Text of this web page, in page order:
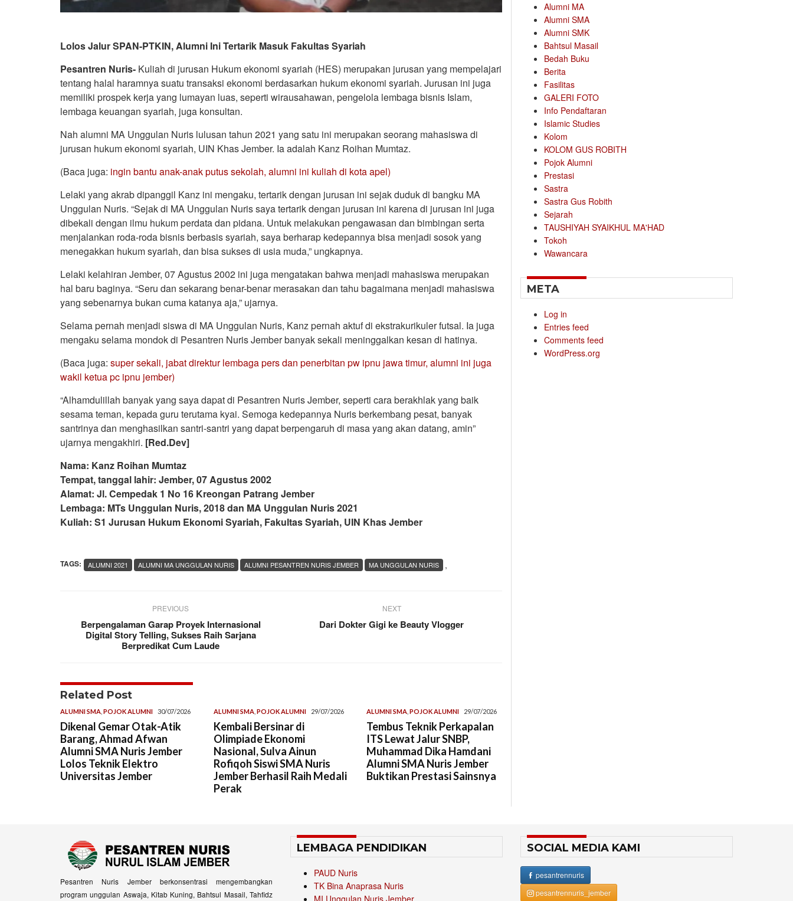
Lolos Jalur SPAN-PTKIN, Alumni Ini Tertarik Masuk Fakultas Syariah
Pesantren Nuris- Kuliah di jurusan Hukum ekonomi syariah (HES) merupakan jurusan yang mempelajari
tentang halal haramnya suatu transaksi ekonomi berdasarkan hukum ekonomi syariah. Jurusan ini juga
memiliki prospek kerja yang lumayan luas, seperti wirausahawan, pengelola lembaga bisnis Islam,
lembaga keuangan syariah, juga konsultan.
Nah alumni MA Unggulan Nuris lulusan tahun 2021 yang satu ini merupakan seorang mahasiswa di
jurusan hukum ekonomi syariah, UIN Khas Jember. Ia adalah Kanz Roihan Mumtaz.
(Baca juga: ingin bantu anak-anak putus sekolah, alumni ini kuliah di kota apel)
Lelaki yang akrab dipanggil Kanz ini mengaku, tertarik dengan jurusan ini sejak duduk di bangku MA
Unggulan Nuris. “Sejak di MA Unggulan Nuris saya tertarik dengan jurusan ini karena di jurusan ini juga
dibekali dengan ilmu hukum perdata dan pidana. Untuk melakukan pengawasan dan bimbingan serta
menjalankan roda-roda bisnis berbasis syariah, saya berharap kedepannya bisa menjadi sosok yang
menegakkan hukum syariah, dan bisa sukses di usia muda,” ungkapnya.
Lelaki kelahiran Jember, 07 Agustus 2002 ini juga mengatakan bahwa menjadi mahasiswa merupakan
hal baru baginya. “Seru dan sekarang benar-benar merasakan dan tahu bagaimana menjadi mahasiswa
yang sebenarnya bukan cuma katanya aja,” ujarnya.
Selama pernah menjadi siswa di MA Unggulan Nuris, Kanz pernah aktuf di ekstrakurikuler futsal. Ia juga
mengaku selama mondok di Pesantren Nuris Jember banyak sekali meninggalkan kesan di hatinya.
(Baca juga: super sekali, jabat direktur lembaga pers dan penerbitan pw ipnu jawa timur, alumni ini juga
wakil ketua pc ipnu jember)
“Alhamdulillah banyak yang saya dapat di Pesantren Nuris Jember, seperti cara berakhlak yang baik
sesama teman, kepada guru terutama kyai. Semoga kedepannya Nuris berkembang pesat, banyak
santrinya dan menghasilkan santri-santri yang dapat berpengaruh di masa yang akan datang, amin”
ujarnya mengakhiri. [Red.Dev]
Nama: Kanz Roihan Mumtaz
Tempat, tanggal lahir: Jember, 07 Agustus 2002
Alamat: Jl. Cempedak 1 No 16 Kreongan Patrang Jember
Lembaga: MTs Unggulan Nuris, 2018 dan MA Unggulan Nuris 2021
Kuliah: S1 Jurusan Hukum Ekonomi Syariah, Fakultas Syariah, UIN Khas Jember
TAGS: ,
ALUMNI 2021 ALUMNI MA UNGGULAN NURIS ALUMNI PESANTREN NURIS JEMBER MA UNGGULAN NURIS
PREVIOUS
Berpengalaman Garap Proyek Internasional
Digital Story Telling, Sukses Raih Sarjana
Berpredikat Cum Laude
NEXT
Dari Dokter Gigi ke Beauty Vlogger
Related Post
ALUMNI SMA POJOK ALUMNI 30/07/2026
Dikenal Gemar Otak-Atik
Barang, Ahmad Afwan
Alumni SMA Nuris Jember
Lolos Teknik Elektro
Universitas Jember
ALUMNI SMA, POJOK ALUMNI 29/07/2026
Kembali Bersinar di
Olimpiade Ekonomi
Nasional, Sulva Ainun
Rofiqoh Siswi SMA Nuris
Jember Berhasil Raih Medali
Perak
ALUMNI SMA ,POJOK ALUMNI 29/07/2026
Tembus Teknik Perkapalan
ITS Lewat Jalur SNBP,
Muhammad Dika Hamdani
Alumni SMA Nuris Jember
Buktikan Prestasi Sainsnya
Alumni MA
Alumni SMA
Alumni SMK
Bahtsul Masail
Bedah Buku
Berita
Fasilitas
GALERI FOTO
Info Pendaftaran
Islamic Studies
Kolom
KOLOM GUS ROBITH
Pojok Alumni
Prestasi
Sastra
Sastra Gus Robith
Sejarah
TAUSHIYAH SYAIKHUL MA'HAD
Tokoh
Wawancara
META
Log in
Entries feed
Comments feed
WordPress.org
Pesantren Nuris Jember berkonsentrasi mengembangkan
program unggulan Aswaja, Kitab Kuning, Bahtsul Masail, Tahfidz
LEMBAGA PENDIDIKAN
PAUD Nuris
TK Bina Anaprasa Nuris
MI Unggulan Nuris Jember
SOCIAL MEDIA KAMI
pesantrennuris
pesantrennuris_jember